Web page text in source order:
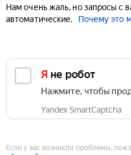
Нам очень жаль, но запросы с
автоматические.
Почему это
Я не робот
Нажмите, чтобы
Yandex SmartCaptcha
Если у вас возникли проблемы,